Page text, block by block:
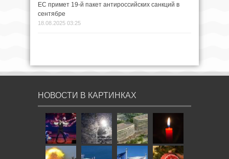
ЕС примет 19-й пакет антироссийских санкций в
сентябре
18.08.2025 03:25
НОВОСТИ В КАРТИНКАХ